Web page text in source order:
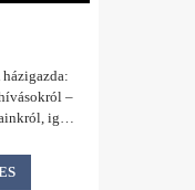
–
igei
az Úr